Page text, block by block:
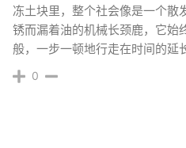
冻土块里，整个社会像是一个散
锈而漏着油的机械长颈鹿，它始
般，一步一顿地行走在时间的延
0